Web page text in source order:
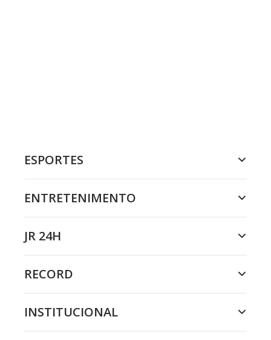
ESPORTES
ENTRETENIMENTO
JR 24H
RECORD
INSTITUCIONAL